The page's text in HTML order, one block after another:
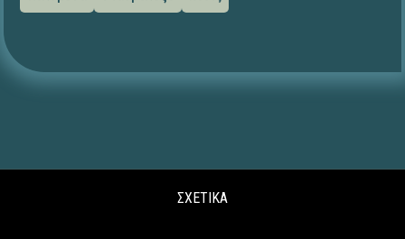
ΣΧΕΤΙΚΑ